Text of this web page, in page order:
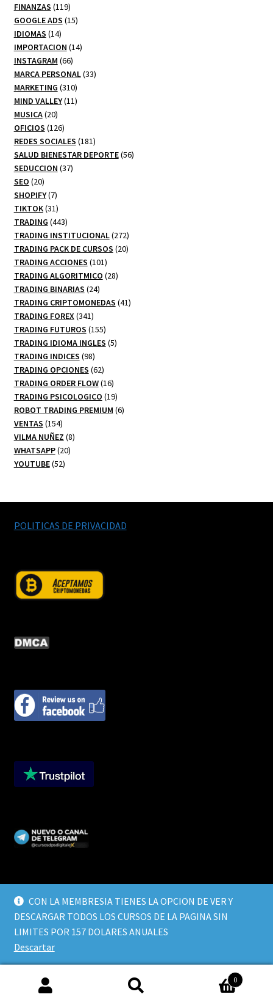
CON LA MEMBRESIA TIENES LA OPCION DE VER Y
DESCARGAR TODOS LOS CURSOS DE LA PAGINA SIN
LIMITES POR 157 DOLARES ANUALES
Descartar
productos
FINANZAS 119119
productos
GOOGLE ADS 1515
IDIOMAS 1414
productos
IMPORTACION 1414
INSTAGRAM 6666
productos
MARCA PERSONAL 3333
MARKETING 310310
productos
MIND VALLEY 1111
MUSICA 2020
productos
OFICIOS 126126
productos
REDES SOCIALES 181181
productos
SALUD BIENESTAR DEPORTE 5656
SEDUCCION 3737
SEO 2020
productos
SHOPIFY 77
productos
TIKTOK 3131
productos
TRADING 443443
productos
TRADING INSTITUCIONAL 272272
productos
TRADING PACK DE CURSOS 2020
TRADING ACCIONES 101101
productos
TRADING ALGORITMICO 2828
TRADING BINARIAS 2424
productos
TRADING CRIPTOMONEDAS 4141
TRADING FOREX 341341
productos
TRADING FUTUROS 155155
productos
TRADING IDIOMA INGLES 55
TRADING INDICES 9898
productos
TRADING OPCIONES 6262
productos
TRADING ORDER FLOW 1616
productos
TRADING PSICOLOGICO 1919
productos
ROBOT TRADING PREMIUM 66
VENTAS 154154
productos
VILMA NUÑEZ 88
WHATSAPP 2020
YOUTUBE 5252
POLITICAS DE PRIVACIDAD
© CURSOS DIGITALEX 2026
TERMINOS Y CONDICIONES
Built with WooCommerce
0